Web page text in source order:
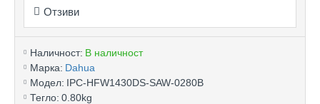
Отзиви
Наличност: В наличност
Марка: Dahua
Модел: IPC-HFW1430DS-SAW-0280B
Тегло: 0.80kg